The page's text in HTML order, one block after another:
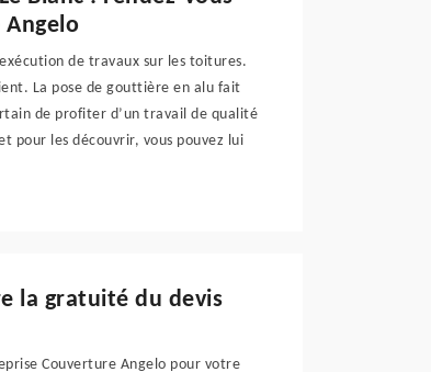
de travaux sur les toitures.
La pose de gouttière en alu fait
de profiter d’un travail de qualité
pour les découvrir, vous pouvez lui
la gratuité du devis
Couverture Angelo pour votre